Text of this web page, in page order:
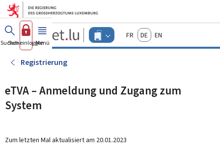
Zum Hauptmenü
Zum Inhalt
Guichet.lu
Changer
d'espace
actif
FrançaisDeutschEnglish
Suchen
Sich einloggen
Menü Haupt-
Registrierung
eTVA – Anmeldung und Zugang zum
System
Zum letzten Mal aktualisiert am 20.01.2023